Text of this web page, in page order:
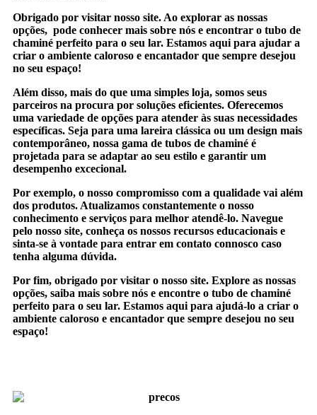
Obrigado por visitar nosso site. Ao explorar as nossas
opções, pode conhecer mais sobre nós e encontrar o tubo de
chaminé perfeito para o seu lar. Estamos aqui para ajudar a
criar o ambiente caloroso e encantador que sempre desejou
no seu espaço!
Além disso, mais do que uma simples loja, somos seus
parceiros na procura por soluções eficientes. Oferecemos
uma variedade de opções para atender às suas necessidades
específicas. Seja para uma lareira clássica ou um design mais
contemporâneo, nossa gama de tubos de chaminé é
projetada para se adaptar ao seu estilo e garantir um
desempenho excecional.
Por exemplo, o nosso compromisso com a qualidade vai além
dos produtos. Atualizamos constantemente o nosso
conhecimento e serviços para melhor atendê-lo. Navegue
pelo nosso site, conheça os nossos recursos educacionais e
sinta-se à vontade para entrar em contato connosco caso
tenha alguma dúvida.
Por fim, obrigado por visitar o nosso site. Explore as nossas
opções, saiba mais sobre nós e encontre o tubo de chaminé
perfeito para o seu lar. Estamos aqui para ajudá-lo a criar o
ambiente caloroso e encantador que sempre desejou no seu
espaço!